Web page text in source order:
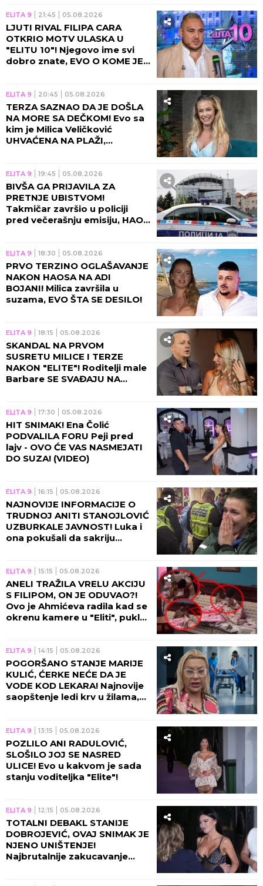
ELITA 9 21:45 05.08.2026
LJUTI RIVAL FILIPA CARA
OTKRIO MOTV ULASKA U
"ELITU 10"! Njegovo ime svi
dobro znate, EVO O KOME JE
ELITA 9 20:45 05.08.2026
TERZA SAZNAO DA JE DOŠLA
NA MORE SA DEČKOM! Evo sa
kim je Milica Veličković
UHVAĆENA NA PLAŽI,
ELITA 9 19:45 05.08.2026
BIVŠA GA PRIJAVILA ZA
PRETNJE UBISTVOM!
Takmičar završio u policiji
pred večerašnju emisiju, HAOS
ELITA 9 18:30 05.08.2026
PRVO TERZINO OGLAŠAVANJE
NAKON HAOSA NA ADI
BOJANI! Milica završila u
suzama, EVO ŠTA SE DESILO!
ELITA 9 18:15 05.08.2026
SKANDAL NA PRVOM
SUSRETU MILICE I TERZE
NAKON "ELITE"! Roditelji male
Barbare SE SVAĐAJU NA
ELITA 9 17:30 05.08.2026
HIT SNIMAK! Ena Čolić
PODVALILA FORU Peji pred
lajv - OVO ĆE VAS NASMEJATI
DO SUZA! (VIDEO)
ELITA 9 16:15 05.08.2026
NAJNOVIJE INFORMACIJE O
TRUDNOJ ANITI STANOJLOVIĆ
UZBURKALE JAVNOST! Luka i
ona pokušali da sakriju
ELITA 9 15:15 05.08.2026
ANELI TRAŽILA VRELU AKCIJU
S FILIPOM, ON JE ODUVAO?!
Ovo je Ahmićeva radila kad se
okrenu kamere u "Eliti", pukla
ELITA 9 14:15 05.08.2026
POGORŠANO STANJE MARIJE
KULIĆ, ĆERKE NEĆE DA JE
VODE KOD LEKARA! Najnovije
saopštenje ledi krv u žilama,
ELITA 9 13:15 05.08.2026
POZLILO ANI RADULOVIĆ,
SLOŠILO JOJ SE NASRED
ULICE! Evo u kakvom je sada
stanju voditeljka "Elite"!
ELITA 9 12:15 05.08.2026
TOTALNI DEBAKL STANIJE
DOBROJEVIĆ, OVAJ SNIMAK JE
NJENO UNIŠTENJE!
Najbrutalnije zakucavanje